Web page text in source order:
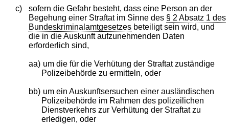
c)
sofern die Gefahr besteht, dass eine Person an der
Begehung einer Straftat im Sinne des § 2 Absatz 1 des
Bundeskriminalamtgesetzesbeteiligt sein wird, und
die in die Auskunft aufzunehmenden Daten
erforderlich sind,
aa) um die für die Verhütung der Straftat zuständige
Polizeibehörde zu ermitteln, oder
bb) um ein Auskunftsersuchen einer ausländischen
Polizeibehörde im Rahmen des polizeilichen
Dienstverkehrs zur Verhütung der Straftat zu
erledigen, oder